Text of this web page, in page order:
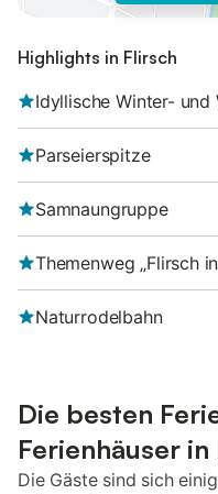
Highlights in Flirsch
Idyllische Winter- und
Parseierspitze
Samnaungruppe
Themenweg „Flirsch
Naturrodelbahn
Die besten
Ferienhäuser in
Die Gäste sind sich